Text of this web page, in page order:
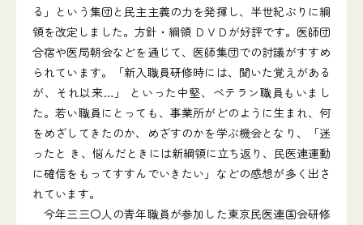
る」という集団と民主主義の力を発揮し、半世紀ぶりに綱
領を改定しました。方針・綱領 ＤＶＤが好評です。医師団
合宿や医局朝会などを通じて、医師集団での討議がすすめ
られています。「新入職員研修時には、聞いた覚えがある
が、それ以来…」 といった中堅、ベテラン職員もいまし
た。若い職員にとっても、事業所がどのように生まれ、何
をめざしてきたのか、めざすのかを学ぶ機会となり、「迷
ったと き、悩んだときには新綱領に立ち返り、民医連運動
に確信をもってすすんでいきたい」などの感想が多く出さ
れています。
今年三三〇人の青年職員が参加した東京民医連国会研修